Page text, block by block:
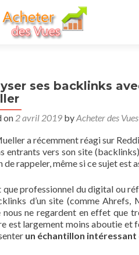
ses backlinks
on 2 avril 2019 byAcheter des
a récemment réagi sur
entrants vers son site
de rappeler, même si ce sujet est
que professionnel du digital ou
d’un site (comme Ahrefs,
nous ne regardent en effet que
est largement moins aboutie et
un échantillon